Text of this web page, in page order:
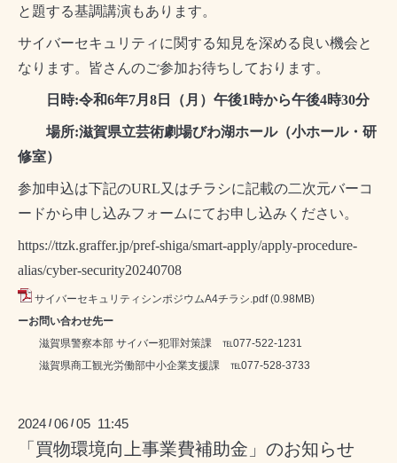
と題する基調講演もあります。
サイバーセキュリティに関する知見を深める良い機会と
なります。皆さんのご参加お待ちしております。
日時:令和6年7月8日（月）午後1時から午後4時30分
場所:滋賀県立芸術劇場びわ湖ホール（小ホール・研
修室）
参加申込は下記のURL又はチラシに記載の二次元バーコ
ードから申し込みフォームにてお申し込みください。
https://ttzk.graffer.jp/pref-shiga/smart-apply/apply-procedure-
alias/cyber-security20240708
サイバーセキュリティシンポジウムA4チラシ.pdf (0.98MB)
ーお問い合わせ先ー
滋賀県警察本部 サイバー犯罪対策課 ℡077-522-1231
滋賀県商工観光労働部中小企業支援課 ℡077-528-3733
2024 /06 /05 11:45
「買物環境向上事業費補助金」のお知らせ